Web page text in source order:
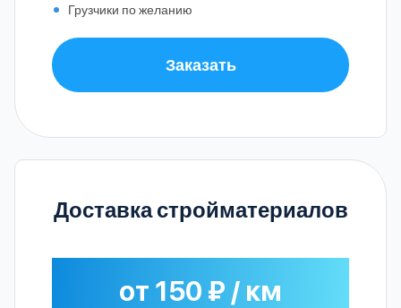
Грузчики по желанию
Заказать
Доставка стройматериалов
от 150 ₽ / км